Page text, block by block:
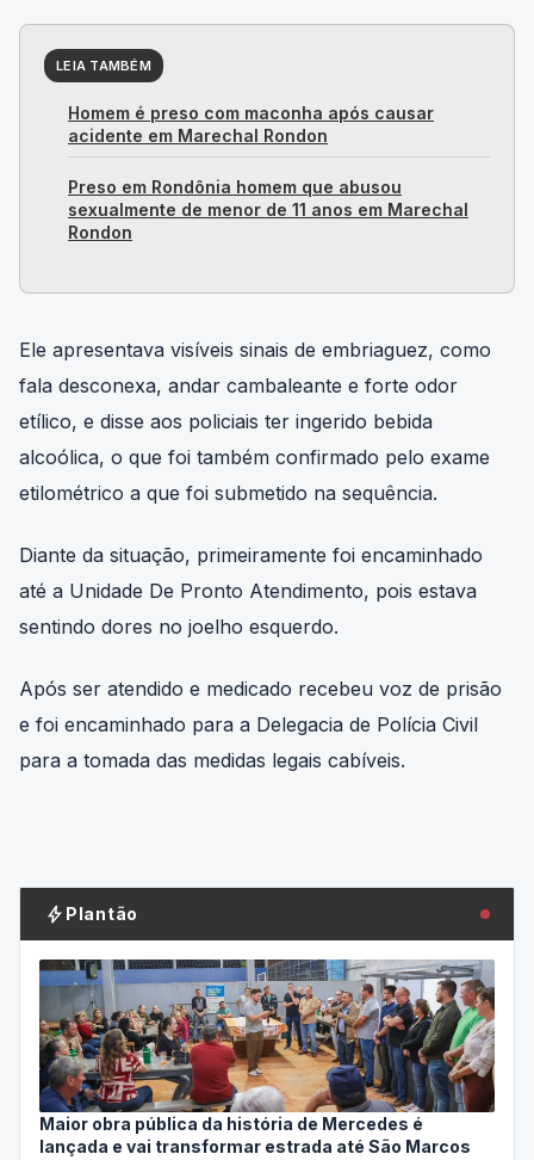
LEIA TAMBÉM
Homem é preso com maconha após causar
acidente em Marechal Rondon
Preso em Rondônia homem que abusou
sexualmente de menor de 11 anos em Marechal
Rondon
Ele apresentava visíveis sinais de embriaguez, como
fala desconexa, andar cambaleante e forte odor
etílico, e disse aos policiais ter ingerido bebida
alcoólica, o que foi também confirmado pelo exame
etilométrico a que foi submetido na sequência.
Diante da situação, primeiramente foi encaminhado
até a Unidade De Pronto Atendimento, pois estava
sentindo dores no joelho esquerdo.
Após ser atendido e medicado recebeu voz de prisão
e foi encaminhado para a Delegacia de Polícia Civil
para a tomada das medidas legais cabíveis.
bolt Plantão
Maior obra pública da história de Mercedes é
lançada e vai transformar estrada até São Marcos